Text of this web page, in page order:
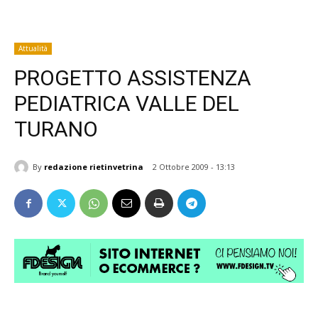
Attualità
PROGETTO ASSISTENZA
PEDIATRICA VALLE DEL
TURANO
By redazione rietinvetrina 2 Ottobre 2009 - 13:13